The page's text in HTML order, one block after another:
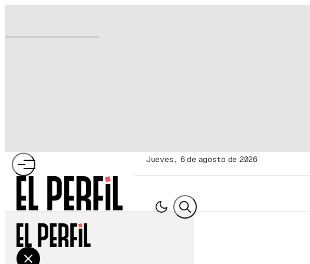
jueves, 6 de agosto de 2026